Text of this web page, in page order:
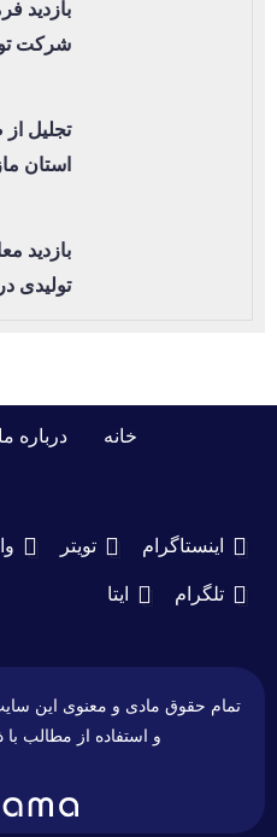
بازدید
شرکت
تجلیل
استان
بازدید
تولیدی
خانه درباره ما
اینستاگرام تویتر
تلگرام ایتا
تمام حقوق مادی و معنوی این
و استفاده از مطالب با